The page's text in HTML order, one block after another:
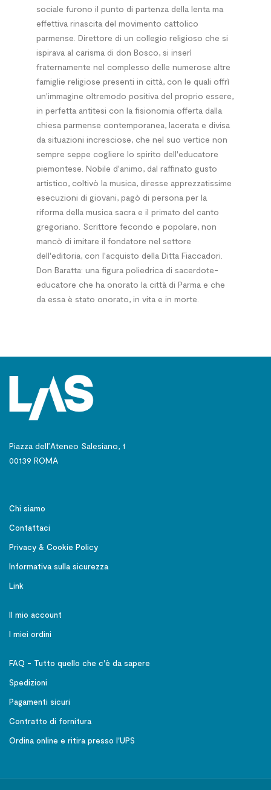
sociale furono il punto di partenza della lenta ma
effettiva rinascita del movimento cattolico
parmense. Direttore di un collegio religioso che si
ispirava al carisma di don Bosco, si inserì
fraternamente nel complesso delle numerose altre
famiglie religiose presenti in città, con le quali offrì
un'immagine oltremodo positiva del proprio essere,
in perfetta antitesi con la fisionomia offerta dalla
chiesa parmense contemporanea, lacerata e divisa
da situazioni incresciose, che nel suo vertice non
sempre seppe cogliere lo spirito dell'educatore
piemontese. Nobile d'animo, dal raffinato gusto
artistico, coltivò la musica, diresse apprezzatissime
esecuzioni di giovani, pagò di persona per la
riforma della musica sacra e il primato del canto
gregoriano. Scrittore fecondo e popolare, non
mancò di imitare il fondatore nel settore
dell'editoria, con l'acquisto della Ditta Fiaccadori.
Don Baratta: una figura poliedrica di sacerdote-
educatore che ha onorato la città di Parma e che
da essa è stato onorato, in vita e in morte.
Piazza dell’Ateneo Salesiano, 1
00139 ROMA
Chi siamo
Contattaci
Privacy & Cookie Policy
Informativa sulla sicurezza
Link
Il mio account
I miei ordini
FAQ - Tutto quello che c'è da sapere
Spedizioni
Pagamenti sicuri
Contratto di fornitura
Ordina online e ritira presso l'UPS